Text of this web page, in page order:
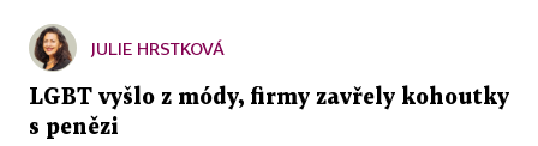
JULIE HRSTKOVÁ
LGBT vyšlo z módy, firmy zavřely kohoutky
s penězi